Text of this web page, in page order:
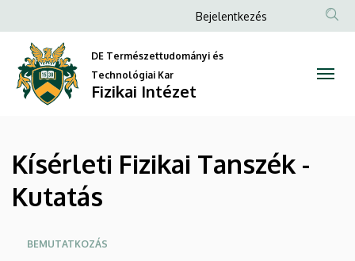
Fizikai
Tanszék
Kutatás
Fizikai
Intézet
a
tartalomra
Anonim
fiók
menüje
Bejelentkezés
DE Természettudományi és
Technológiai Kar
Fizikai Intézet
Kísérleti Fizikai Tanszék -
Kutatás
Oldalmenü
BEMUTATKOZÁS